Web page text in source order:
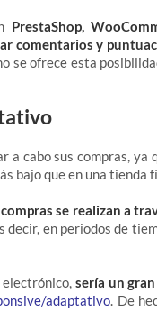
PrestaShop,
comentarios y
se ofrece esta
a cabo sus compras, ya
bajo que en una tienda
se realizan a
decir, en periodos de
electrónico, sería un
adaptativo. De